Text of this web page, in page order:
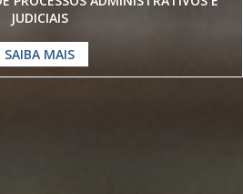
JUDICIAIS
SAIBA MAIS